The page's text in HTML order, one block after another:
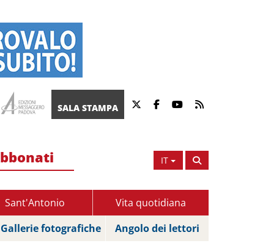
SALA STAMPA
IT
Sant'Antonio
Vita quotidiana
Gallerie fotografiche Angolo dei lettori